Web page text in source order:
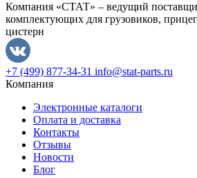
Компания «СТАТ» – ведущий
комплектующих для грузовиков,
цистерн
+7 (499) 877-34-31 info@stat-parts.ru
Компания
Электронные каталоги
Оплата и доставка
Контакты
Отзывы
Новости
Блог